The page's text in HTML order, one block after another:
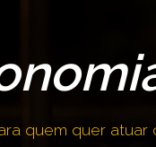
quem quer